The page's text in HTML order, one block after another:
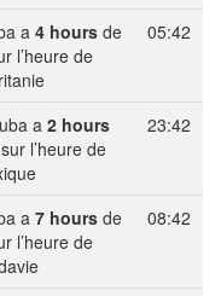
a 4 hours de
l’heure de
05:42
a 2 hours
l’heure de
23:42
a 7 hours de
l’heure de
08:42